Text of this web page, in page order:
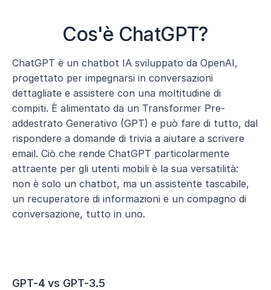
Cos'è ChatGPT?
ChatGPT è un chatbot IA sviluppato da OpenAI,
progettato per impegnarsi in conversazioni
dettagliate e assistere con una moltitudine di
compiti. È alimentato da un Transformer Pre-
addestrato Generativo (GPT) e può fare di tutto, dal
rispondere a domande di trivia a aiutare a scrivere
email. Ciò che rende ChatGPT particolarmente
attraente per gli utenti mobili è la sua versatilità:
non è solo un chatbot, ma un assistente tascabile,
un recuperatore di informazioni e un compagno di
conversazione, tutto in uno.
GPT-4 vs GPT-3.5